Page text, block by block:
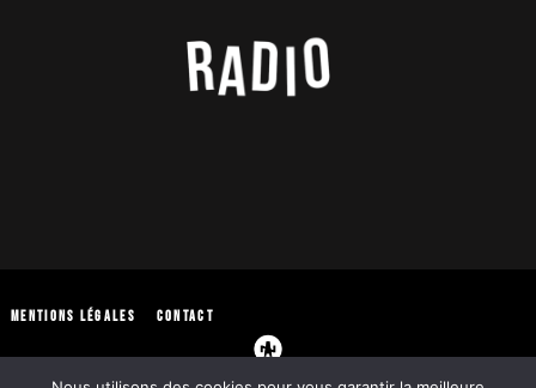
Mentions légales Contact